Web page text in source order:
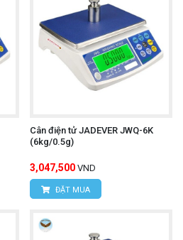
Cân điện tử JADEVER JWQ-6K
(6kg/0.5g)
3,047,500 VND
ĐẶT MUA